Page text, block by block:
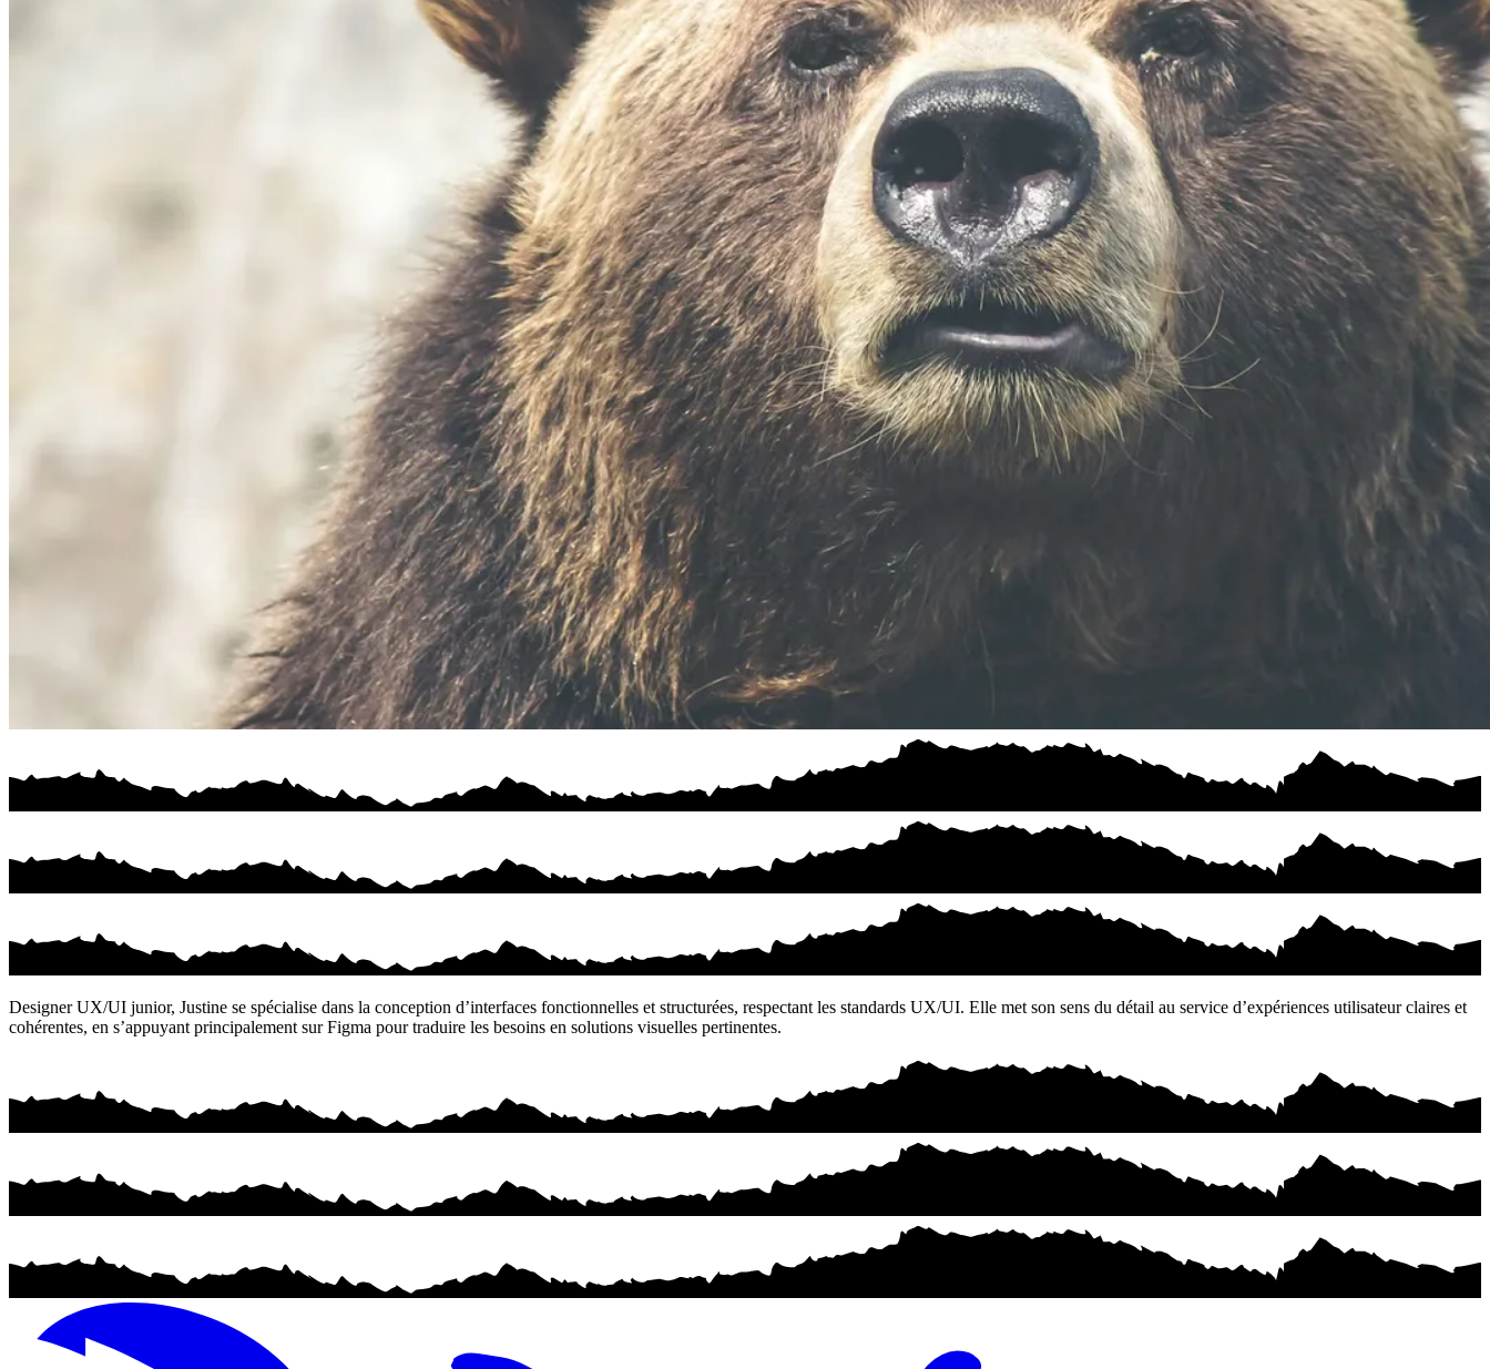
Designer UX/UI junior, Justine se spécialise dans la conception d’interfaces fonctionnelles et structurées, respectant les standards UX/UI. Elle met son sens du détail au service d’expériences utilisateur claires et
cohérentes, en s’appuyant principalement sur Figma pour traduire les besoins en solutions visuelles pertinentes.